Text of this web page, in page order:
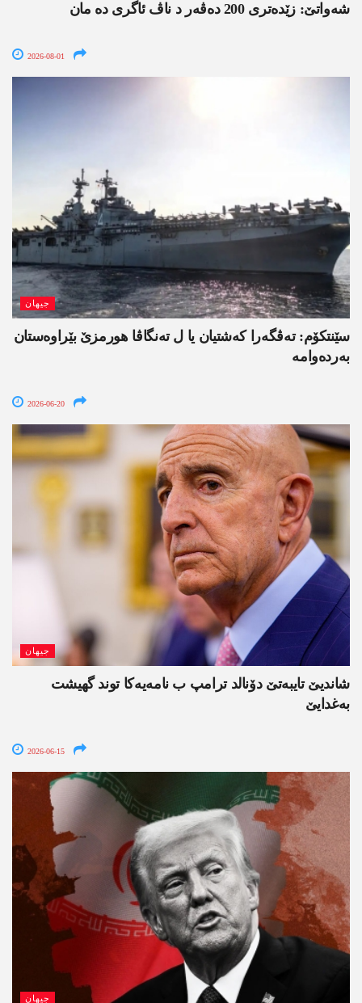
شەواتێ: زێدەتری 200 دەڤەر د ناڤ ئاگری دە مان
2026-08-01
جیھان
سێنتکۆم: تەڤگەرا کەشتیان یا ل تەنگاڤا ھورمزێ بێراوەستان
بەردەوامە
2026-06-20
جیھان
شاندیێ تایبەتێ دۆنالد ترامپ ب نامەیەکا توند گھیشت
بەغدایێ
2026-06-15
جیھان